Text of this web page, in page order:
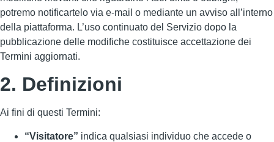
potremo notificartelo via e-mail o mediante un avviso all’interno
della piattaforma. L’uso continuato del Servizio dopo la
pubblicazione delle modifiche costituisce accettazione dei
Termini aggiornati.
2. Definizioni
Ai fini di questi Termini:
“Visitatore” indica qualsiasi individuo che accede o